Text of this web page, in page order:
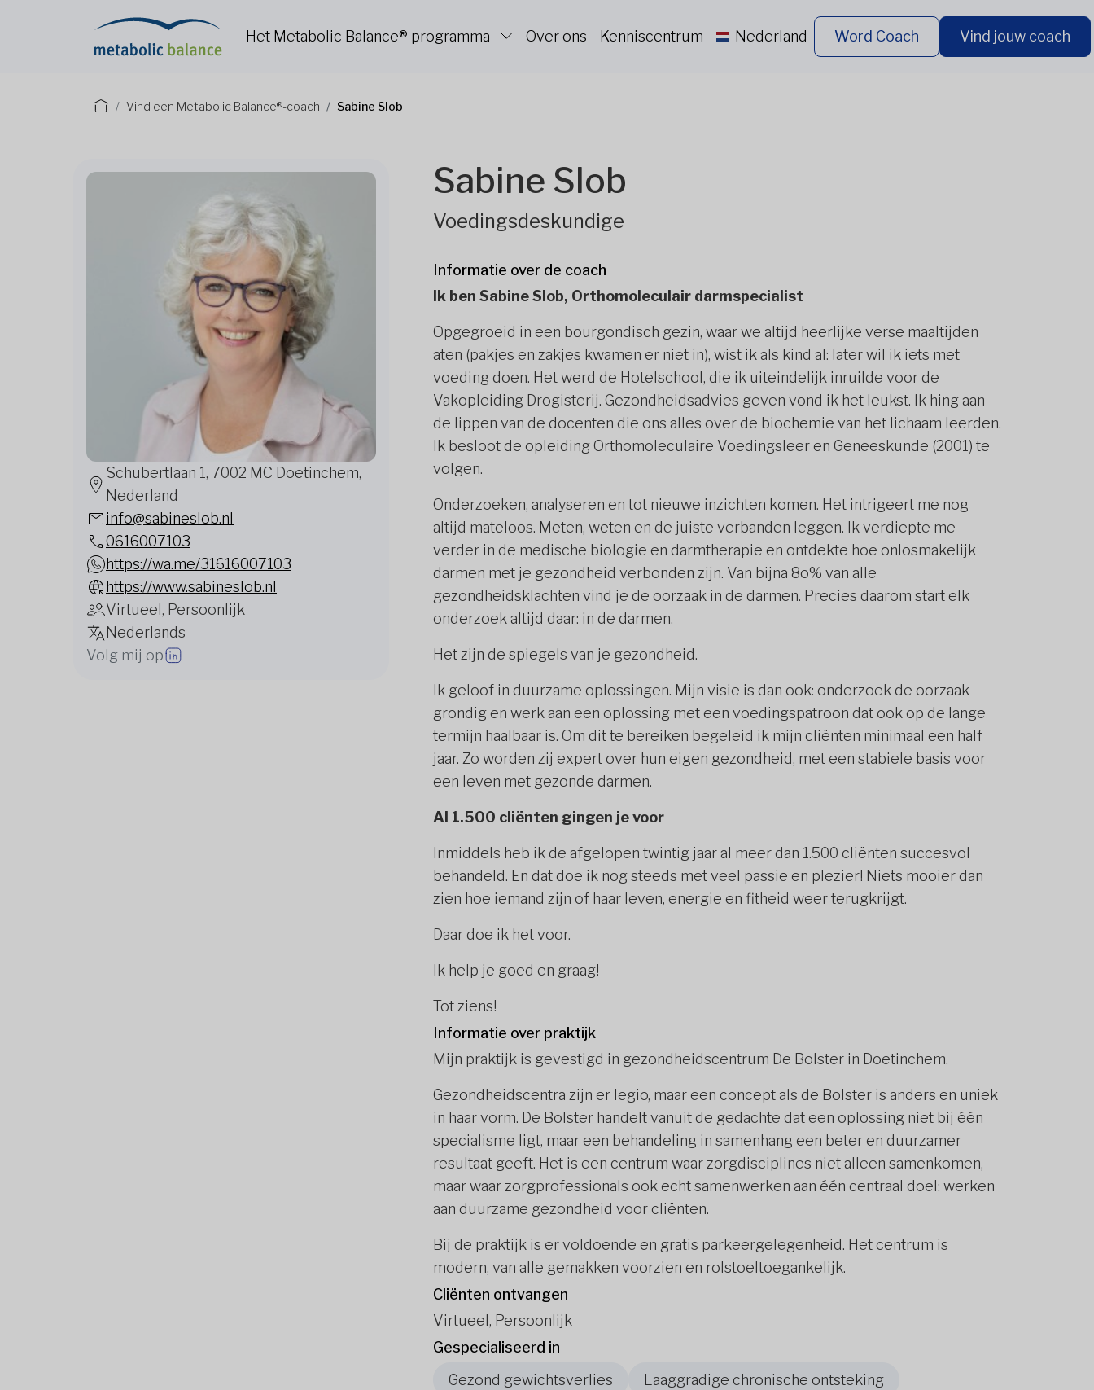
Het Metabolic Balance® programma Over ons Kenniscentrum Nederland Word Coach Vind jouw coach
Vind een Metabolic Balance®-coach Sabine Slob
Schubertlaan 1, 7002 MC Doetinchem,
Nederland
info@sabineslob.nl
0616007103
https://wa.me/31616007103
https://www.sabineslob.nl
Virtueel, Persoonlijk
Nederlands
Volg mij op
Sabine Slob
Voedingsdeskundige
Informatie over de coach
Ik ben Sabine Slob, Orthomoleculair darmspecialist
Opgegroeid in een bourgondisch gezin, waar we altijd heerlijke verse maaltijden
aten (pakjes en zakjes kwamen er niet in), wist ik als kind al: later wil ik iets met
voeding doen. Het werd de Hotelschool, die ik uiteindelijk inruilde voor de
Vakopleiding Drogisterij. Gezondheidsadvies geven vond ik het leukst. Ik hing aan
de lippen van de docenten die ons alles over de biochemie van het lichaam leerden.
Ik besloot de opleiding Orthomoleculaire Voedingsleer en Geneeskunde (2001) te
volgen.
Onderzoeken, analyseren en tot nieuwe inzichten komen. Het intrigeert me nog
altijd mateloos. Meten, weten en de juiste verbanden leggen. Ik verdiepte me
verder in de medische biologie en darmtherapie en ontdekte hoe onlosmakelijk
darmen met je gezondheid verbonden zijn. Van bijna 8o% van alle
gezondheidsklachten vind je de oorzaak in de darmen. Precies daarom start elk
onderzoek altijd daar: in de darmen.
Het zijn de spiegels van je gezondheid.
Ik geloof in duurzame oplossingen. Mijn visie is dan ook: onderzoek de oorzaak
grondig en werk aan een oplossing met een voedingspatroon dat ook op de lange
termijn haalbaar is. Om dit te bereiken begeleid ik mijn cliënten minimaal een half
jaar. Zo worden zij expert over hun eigen gezondheid, met een stabiele basis voor
een leven met gezonde darmen.
Al 1.500 cliënten gingen je voor
Inmiddels heb ik de afgelopen twintig jaar al meer dan 1.500 cliënten succesvol
behandeld. En dat doe ik nog steeds met veel passie en plezier! Niets mooier dan
zien hoe iemand zijn of haar leven, energie en fitheid weer terugkrijgt.
Daar doe ik het voor.
Ik help je goed en graag!
Tot ziens!
Informatie over praktijk
Mijn praktijk is gevestigd in gezondheidscentrum De Bolster in Doetinchem.
Gezondheidscentra zijn er legio, maar een concept als de Bolster is anders en uniek
in haar vorm. De Bolster handelt vanuit de gedachte dat een oplossing niet bij één
specialisme ligt, maar een behandeling in samenhang een beter en duurzamer
resultaat geeft. Het is een centrum waar zorgdisciplines niet alleen samenkomen,
maar waar zorgprofessionals ook echt samenwerken aan één centraal doel: werken
aan duurzame gezondheid voor cliënten.
Bij de praktijk is er voldoende en gratis parkeergelegenheid. Het centrum is
modern, van alle gemakken voorzien en rolstoeltoegankelijk.
Cliënten ontvangen
Virtueel, Persoonlijk
Gespecialiseerd in
Gezond gewichtsverlies
Laaggradige chronische ontsteking